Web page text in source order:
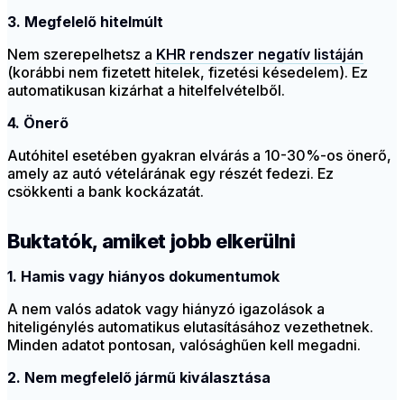
3. Megfelelő hitelmúlt
Nem szerepelhetsz a KHR rendszer negatív listáján
(korábbi nem fizetett hitelek, fizetési késedelem). Ez
automatikusan kizárhat a hitelfelvételből.
4. Önerő
Autóhitel esetében gyakran elvárás a 10-30%-os önerő,
amely az autó vételárának egy részét fedezi. Ez
csökkenti a bank kockázatát.
Buktatók, amiket jobb elkerülni
1. Hamis vagy hiányos dokumentumok
A nem valós adatok vagy hiányzó igazolások a
hiteligénylés automatikus elutasításához vezethetnek.
Minden adatot pontosan, valósághűen kell megadni.
2. Nem megfelelő jármű kiválasztása